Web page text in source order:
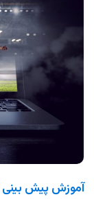
آموزش پیش بینی